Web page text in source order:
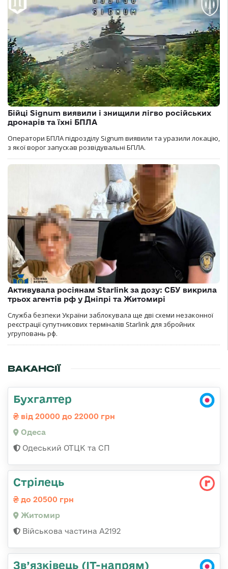
Бійці Signum виявили і знищили лігво російських
дронарів та їхні БПЛА
Оператори БПЛА підрозділу Signum виявили та уразили локацію,
з якої ворог запускав розвідувальні БПЛА.
Активувала росіянам Starlink за дозу: СБУ викрила
трьох агентів рф у Дніпрі та Житомирі
Служба безпеки України заблокувала ще дві схеми незаконної
реєстрації супутникових терміналів Starlink для збройних
угруповань рф.
ВАКАНСІЇ
Бухгалтер
від 20000 до 22000 грн
Одеса
Одеський ОТЦК та СП
Стрілець
до 20500 грн
Житомир
Військова частина А2192
Зв’язківець (IT-напрям)